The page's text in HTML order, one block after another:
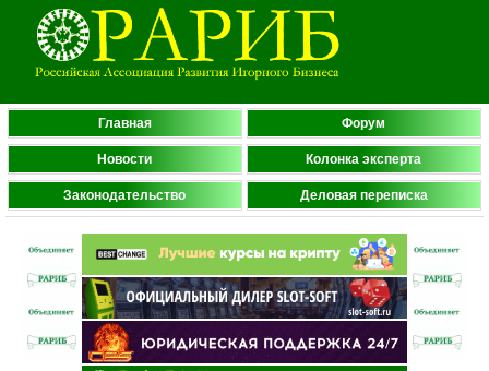
Главная Форум
Новости Колонка эксперта
Законодательство Деловая переписка